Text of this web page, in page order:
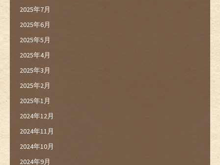
2025年7月
2025年6月
2025年5月
2025年4月
2025年3月
2025年2月
2025年1月
2024年12月
2024年11月
2024年10月
2024年9月